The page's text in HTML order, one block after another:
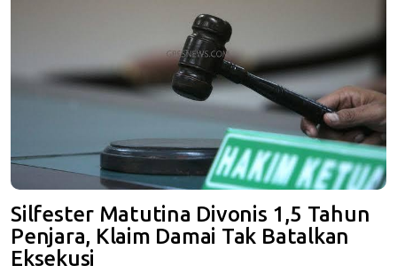
Silfester Matutina Divonis 1,5 Tahun
Penjara, Klaim Damai Tak Batalkan
Eksekusi